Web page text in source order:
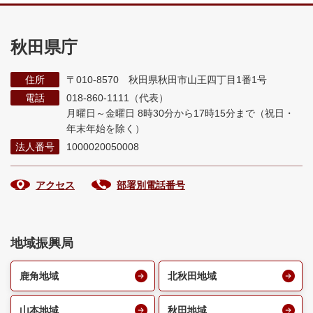
秋田県庁
住所
〒010-8570 秋田県秋田市山王四丁目1番1号
電話
018-860-1111（代表）
月曜日～金曜日 8時30分から17時15分まで （祝日・
年末年始を除く）
法人番号
1000020050008
アクセス 部署別電話番号
地域振興局
鹿角地域 北秋田地域
山本地域 秋田地域